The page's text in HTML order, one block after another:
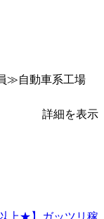
≫自動車系工場
詳細を表示